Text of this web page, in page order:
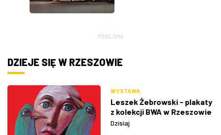
REKLAMA
DZIEJE SIĘ W RZESZOWIE
WYSTAWA
Leszek Żebrowski - plakaty
z kolekcji BWA w Rzeszowie
Dzisiaj